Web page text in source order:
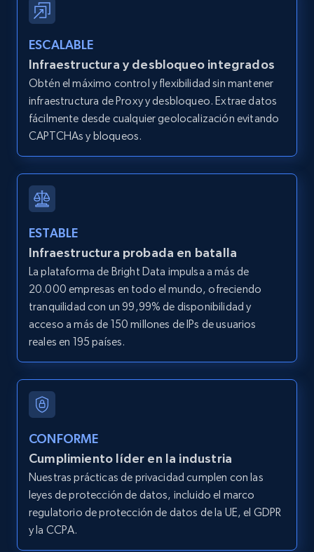
Zillow properties listing information -
Search by parameters on zillow and use the
direct link as input
Zpid, City, State, HomeStatus, Address,
IsListingClaimedByCurrentSignedInUser,
IsCurrentSignedInAgentResponsible, Bedrooms,
and more.
12K+
LinkedIn posts
URL, ID, User id, Use url, Title, Headline, Post
text, Date posted, and more.
11.3K+
LinkedIn posts - Discover user's articles by
URL
URL, ID, User id, Use url, Title, Headline, Post
text, Date posted, and more.
11.3K+ 1.5K+ Prueba gratuita
ESCALABLE
Infraestructura y desbloqueo integrados
Obtén el máximo control y flexibilidad sin mantener
infraestructura de Proxy y desbloqueo. Extrae datos
fácilmente desde cualquier geolocalización evitando
CAPTCHAs y bloqueos.
ESTABLE
Infraestructura probada en batalla
La plataforma de Bright Data impulsa a más de
20.000 empresas en todo el mundo, ofreciendo
tranquilidad con un 99,99% de disponibilidad y
acceso a más de 150 millones de IPs de usuarios
reales en 195 países.
CONFORME
Cumplimiento líder en la industria
Nuestras prácticas de privacidad cumplen con las
leyes de protección de datos, incluido el marco
regulatorio de protección de datos de la UE, el GDPR
y la CCPA.